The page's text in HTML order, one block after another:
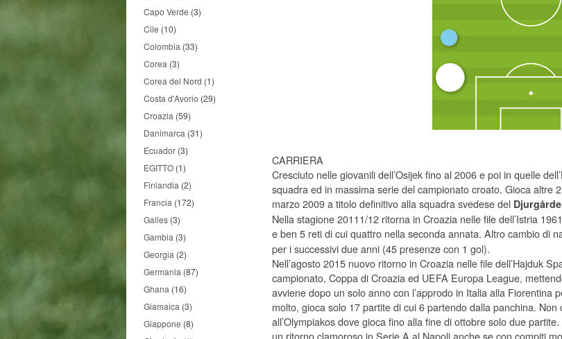
Capo Verde (3)
Cile (10)
Colombia (33)
Corea (3)
Corea del Nord (1)
Costa d'Avorio (29)
Croazia (59)
Danimarca (31)
Ecuador (3)
EGITTO (1)
Finlandia (2)
Francia (172)
Galles (3)
Gambia (3)
Georgia (2)
Germania (87)
Ghana (16)
Giamaica (3)
Giappone (8)
CARRIERA
Cresciuto nelle giovanili dell’Osijek fino al 2006 e poi in quelle
squadra ed in massima serie del campionato croato. Gioca altre
marzo 2009 a titolo definitivo alla squadra svedese del
Nella stagione 20111/12 ritorna in Croazia nelle file dell’Istria
e ben 5 reti di cui quattro nella seconda annata. Altro cambio di
per i successivi due anni (45 presenze con 1 gol).
Nell’agosto 2015 nuovo ritorno in Croazia nelle file dell’Hajduk
campionato, Coppa di Croazia ed UEFA Europa League,
avviene dopo un solo anno con l’approdo in Italia alla
molto, gioca solo 17 partite di cui 6 partendo dalla panchina.
all’Olympiakos dove gioca fino alla fine di ottobre solo due
un ritorno clamoroso in Serie A al Napoli anche se con compiti